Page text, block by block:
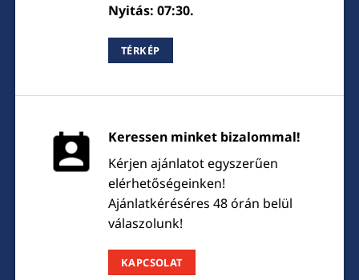
Nyitás: 07:30.
TÉRKÉP
Keressen minket bizalommal!
Kérjen ajánlatot egyszerűen
elérhetőségeinken!
Ajánlatkéréséres 48 órán belül
válaszolunk!
KAPCSOLAT